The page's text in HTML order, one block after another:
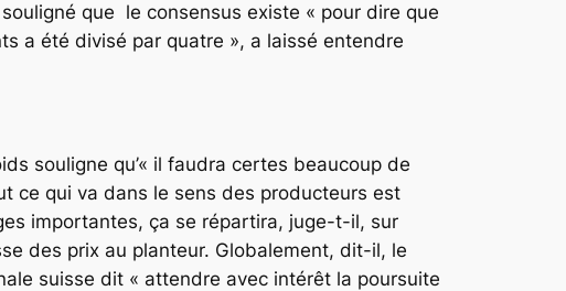
que le consensus existe « pour dire que
a été divisé par quatre », a laissé entendre
souligne qu’« il faudra certes beaucoup de
ce qui va dans le sens des producteurs est
importantes, ça se répartira, juge-t-il, sur
des prix au planteur. Globalement, dit-il, le
suisse dit « attendre avec intérêt la poursuite